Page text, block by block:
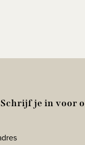
Schrijf je in voor